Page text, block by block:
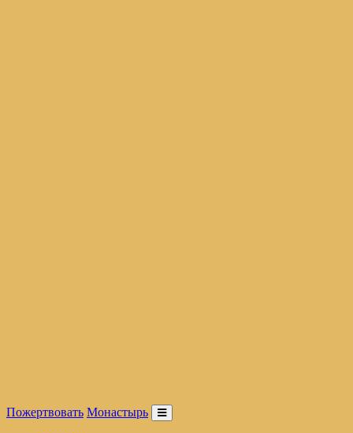
Пожертвовать Монастырь